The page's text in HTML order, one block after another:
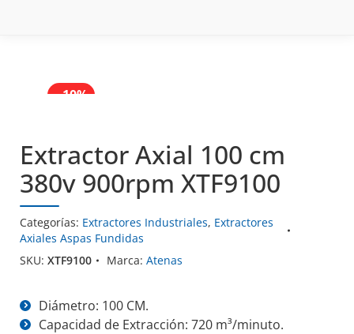
- 10%
- 10%
Extractor Axial 100 cm
380v 900rpm XTF9100
Categorías: Extractores Industriales, Extractores
Axiales Aspas Fundidas
SKU: XTF9100 Marca: Atenas
Diámetro: 100 CM.
Capacidad de Extracción: 720 m³/minuto.